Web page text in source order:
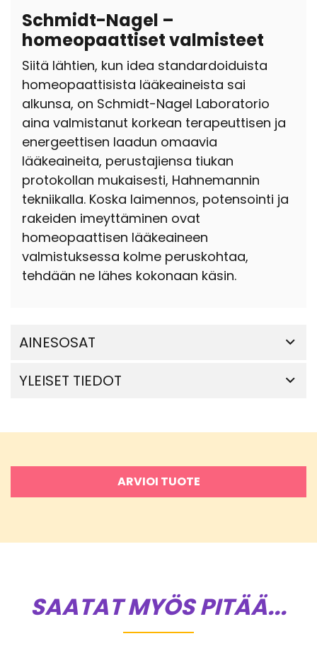
Schmidt-Nagel –
homeopaattiset valmisteet
Siitä lähtien, kun idea standardoiduista
homeopaattisista lääkeaineista sai
alkunsa, on Schmidt-Nagel Laboratorio
aina valmistanut korkean terapeuttisen ja
energeettisen laadun omaavia
lääkeaineita, perustajiensa tiukan
protokollan mukaisesti, Hahnemannin
tekniikalla. Koska laimennos, potensointi ja
rakeiden imeyttäminen ovat
homeopaattisen lääkeaineen
valmistuksessa kolme peruskohtaa,
tehdään ne lähes kokonaan käsin.
AINESOSAT
YLEISET TIEDOT
ARVIOI TUOTE
SAATAT MYÖS PITÄÄ...